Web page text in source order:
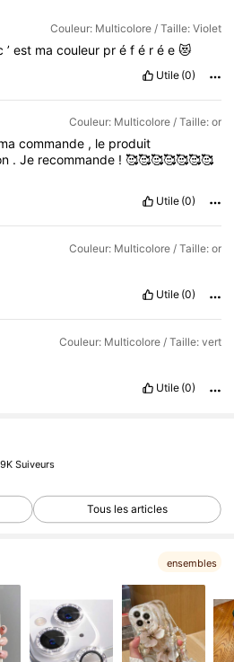
Couleur: Multicolore / Taille: Violet
’ est ma couleur pr é f é r é e 😻
Utile (0)
Couleur: Multicolore / Taille: or
commande , le produit
.Je recommande !🥰🥰🥰🥰🥰🥰🥰
Utile (0)
Couleur: Multicolore / Taille: or
Utile (0)
Couleur: Multicolore / Taille: vert
Utile (0)
en train de naviguer
19K Suiveurs Tous les articles
ensembles